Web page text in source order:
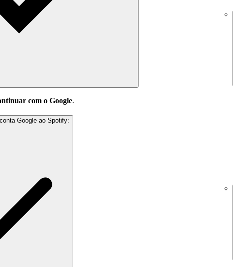
com o Google.
Google ao Spotify: